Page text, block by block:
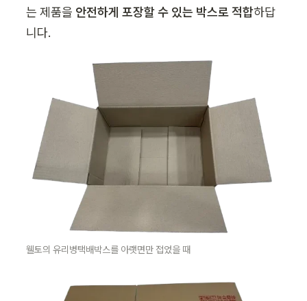
는 제품을 안전하게 포장할 수 있는 박스로 적합하답
니다.
웰토의 유리병택배박스를 아랫면만 접었을 때